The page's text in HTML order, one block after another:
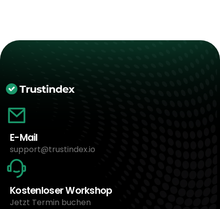
E-Mail
support@trustindex.io
Kostenloser Workshop
Jetzt Termin buchen